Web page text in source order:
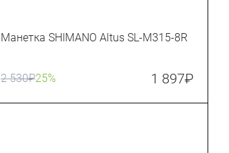
Манетка SHIMANO Altus SL-M315-8R
2 530₽25% 1 897₽